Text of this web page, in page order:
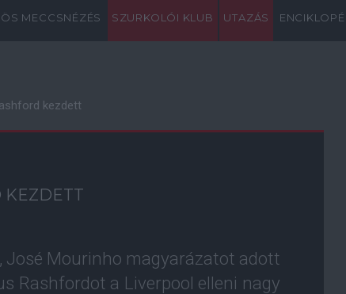
MECCSNÉZÉS SZURKOLÓI KLUB UTAZÁS
kezdett
KEZDETT
José Mourinho magyarázatot adott
Rashfordot a Liverpool elleni nagy